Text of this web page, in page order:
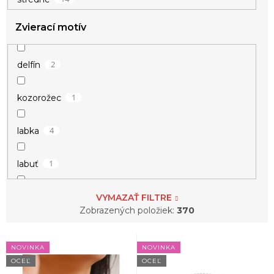
krivka EKG 8
kríž
krúžky 2
kvietka
kvietky
mesiac
Zvierací motív
delfín 2
kozorožec 1
labka 4
labuť 1
motýľ
VYMAZAŤ FILTRE
Zobrazených položiek: 370
V
ý
p
NOVINKA
OCEĽ
NOVINKA
OCEĽ